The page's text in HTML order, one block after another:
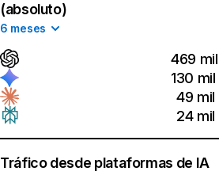
(absoluto)
6 meses
469 mil
130 mil
49 mil
24 mil
Tráfico desde plataformas de IA